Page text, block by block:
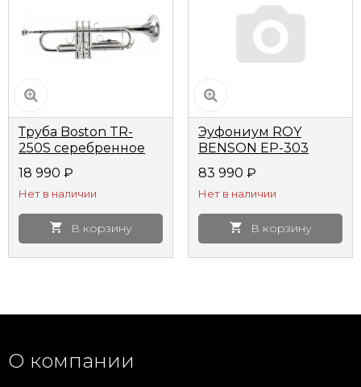
Труба Boston TR-
250S серебренное
18 990 ₽
Нет в наличии
В корзину
Эуфониум ROY
BENSON EP-303
83 990 ₽
Нет в наличии
В корзину
О компании